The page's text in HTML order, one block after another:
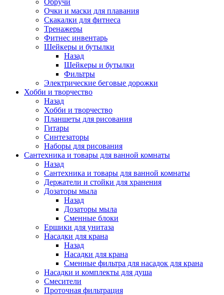
Обручи
Очки и маски для плавания
Скакалки для фитнеса
Тренажеры
Фитнес инвентарь
Шейкеры и бутылки
Назад
Шейкеры и бутылки
Фильтры
Электрические беговые дорожки
Хобби и творчество
Назад
Хобби и творчество
Планшеты для рисования
Гитары
Синтезаторы
Наборы для рисования
Сантехника и товары для ванной комнаты
Назад
Сантехника и товары для ванной комнаты
Держатели и стойки для хранения
Дозаторы мыла
Назад
Дозаторы мыла
Сменные блоки
Ершики для унитаза
Насадки для крана
Назад
Насадки для крана
Сменные фильтра для насадок для крана
Насадки и комплекты для душа
Смесители
Проточная фильтрация